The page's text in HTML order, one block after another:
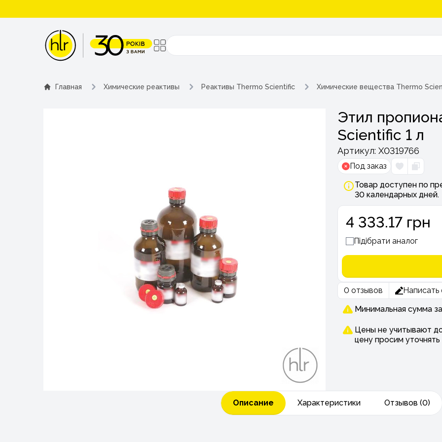
Поиск
Главная Химические реактивы Реактивы Thermo Scientific Химические вещества Thermo
Этил
Scientific 1 л
Артикул: Х0319766
Под заказ
Товар доступен по
30 календарных дней.
4 333.17 грн
Підібрати аналог
0 отзывов
Написать
Минимальная сумма
Цены не учитывают
цену просим уточнять
Описание Характеристики Отзывов (0)